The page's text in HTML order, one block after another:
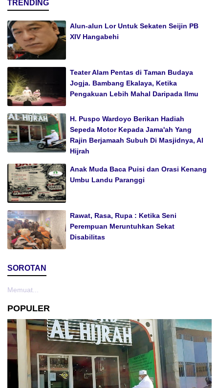
TRENDING
Alun-alun Lor Untuk Sekaten Seijin PB
XIV Hangabehi
Teater Alam Pentas di Taman Budaya
Jogja. Bambang Ekalaya, Ketika
Pengakuan Lebih Mahal Daripada Ilmu
H. Puspo Wardoyo Berikan Hadiah
Sepeda Motor Kepada Jama'ah Yang
Rajin Berjamaah Subuh Di Masjidnya, Al
Hijrah
Anak Muda Baca Puisi dan Orasi Kenang
Umbu Landu Paranggi
Rawat, Rasa, Rupa : Ketika Seni
Perempuan Meruntuhkan Sekat
Disabilitas
SOROTAN
Memuat...
POPULER